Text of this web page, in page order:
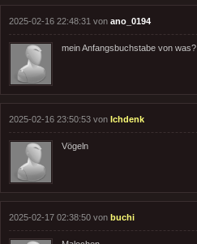
2025-02-16 22:48:31 von ano_0194
mein Anfangsbuchstabe von was?
2025-02-16 23:50:53 von Ichdenk
Vögeln
2025-02-17 02:38:50 von buchi